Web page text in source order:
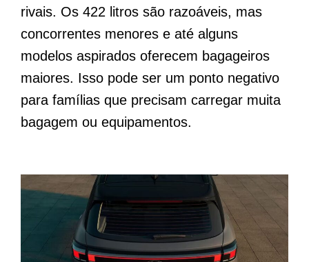
rivais. Os 422 litros são razoáveis, mas
concorrentes menores e até alguns
modelos aspirados oferecem bagageiros
maiores. Isso pode ser um ponto negativo
para famílias que precisam carregar muita
bagagem ou equipamentos.